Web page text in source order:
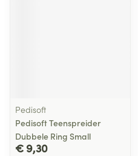
Pedisoft
Pedisoft Teenspreider
Dubbele Ring Small
€ 9,30